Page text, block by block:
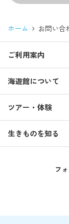
ホーム お問い合
ご利用案内
入館料・その他
交通アクセス・
館内情報
よくある質問
海遊館について
特別企画展
はじめての海遊館
ツアー・体験
海遊館ガイドツ
音声ガイド /
生きものたち
生きものを知る
環境保全への
フ